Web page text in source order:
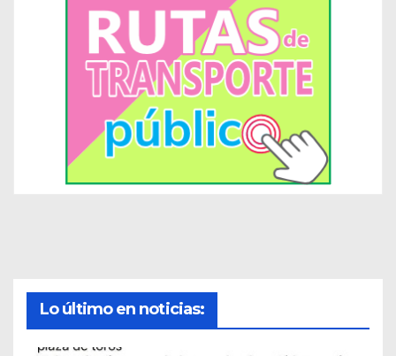
Lo último en noticias: